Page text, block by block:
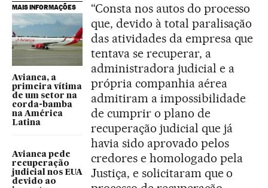
MAIS INFORMAÇÕES
Avianca, a
primeira vítima
de um setor na
corda-bamba
na América
Latina
Avianca pede
recuperação
judicial nos EUA
devido ao
“Consta nos autos do processo
que, devido à total paralisação
das atividades da empresa que
tentava se recuperar, a
administradora judicial e a
própria companhia aérea
admitiram a impossibilidade
de cumprir o plano de
recuperação judicial que já
havia sido aprovado pelos
credores e homologado pela
Justiça, e solicitaram que o